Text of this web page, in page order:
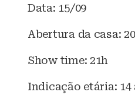
Data: 15/09
Abertura da casa:
Show time: 21h
Indicação etária: 14